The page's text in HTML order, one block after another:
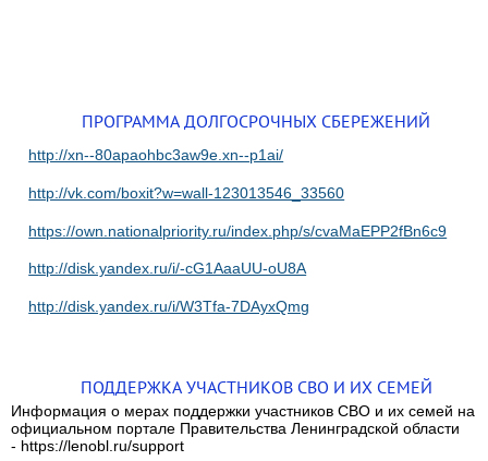
ПРОГРАММА ДОЛГОСРОЧНЫХ СБЕРЕЖЕНИЙ
http://xn--80apaohbc3aw9e.xn--p1ai/
http://vk.com/boxit?w=wall-123013546_33560
https://own.nationalpriority.ru/index.php/s/cvaMaEPP2fBn6c9
http://disk.yandex.ru/i/-cG1AaaUU-oU8A
http://disk.yandex.ru/i/W3Tfa-7DAyxQmg
ПОДДЕРЖКА УЧАСТНИКОВ СВО И ИХ СЕМЕЙ
Информация о мерах поддержки участников СВО и их семей на
официальном портале Правительства Ленинградской области
- https://lenobl.ru/support